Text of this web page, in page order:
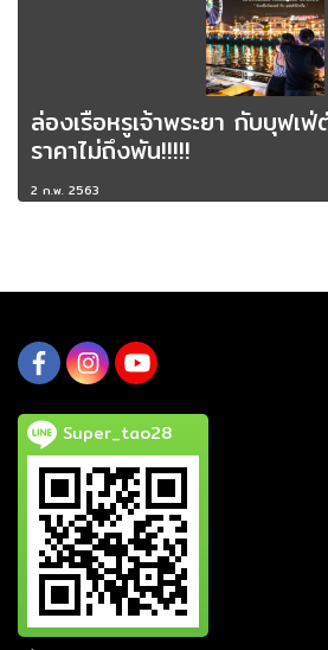
ล่องเรือหรูเจ้าพระยา กับบุฟเ
ราคาไม่ถึงพัน!!!!!
2 ก.พ. 2563
Super_tao28